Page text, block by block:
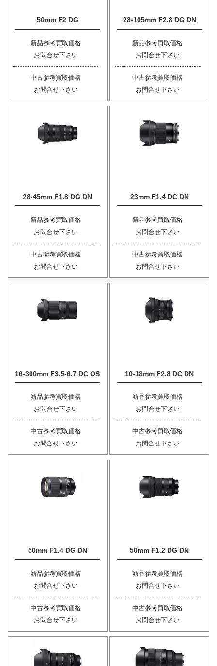
50mm F2 DG
新品参考買取価格
お問合せ下さい
中古参考買取価格
お問合せ下さい
28-105mm F2.8 DG DN
新品参考買取価格
お問合せ下さい
中古参考買取価格
お問合せ下さい
28-45mm F1.8 DG DN
新品参考買取価格
お問合せ下さい
中古参考買取価格
お問合せ下さい
23mm F1.4 DC DN
新品参考買取価格
お問合せ下さい
中古参考買取価格
お問合せ下さい
16-300mm F3.5-6.7 DC OS
新品参考買取価格
お問合せ下さい
中古参考買取価格
お問合せ下さい
10-18mm F2.8 DC DN
新品参考買取価格
お問合せ下さい
中古参考買取価格
お問合せ下さい
50mm F1.4 DG DN
新品参考買取価格
お問合せ下さい
中古参考買取価格
お問合せ下さい
50mm F1.2 DG DN
新品参考買取価格
お問合せ下さい
中古参考買取価格
お問合せ下さい